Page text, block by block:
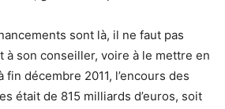
sont là, il ne faut pas
à son conseiller, voire à le mettre en
décembre 2011, l’encours des
était de 815 milliards d’euros, soit